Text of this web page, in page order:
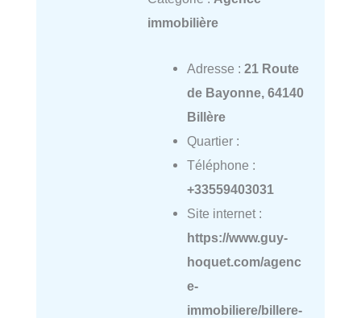
immobilière
Adresse : 21 Route
de Bayonne, 64140
Billère
Quartier :
Téléphone :
+33559403031
Site internet :
https://www.guy-
hoquet.com/agenc
e-
immobiliere/billere-